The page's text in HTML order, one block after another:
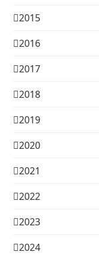
2015
2016
2017
2018
2019
2020
2021
2022
2023
2024